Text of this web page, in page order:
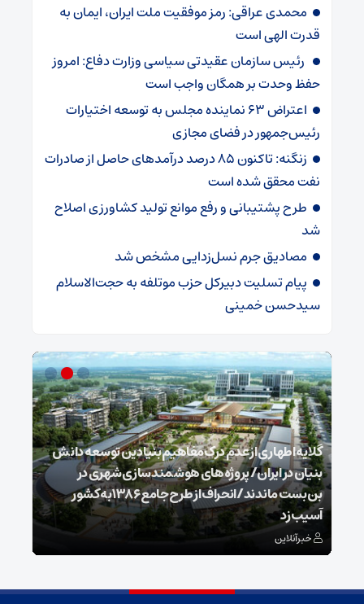
محمدی عراقی: رمز موفقیت ملت ایران، ایمان به
قدرت الهی است
رئیس سازمان عقیدتی سیاسی وزارت دفاع: امروز
حفظ وحدت بر همگان واجب است
اعتراض ۶۳ نماینده مجلس به توسعه اختیارات
رئیس‌جمهور در فضای مجازی
زنگنه: تاکنون ۸۵ درصد درآمدهای حاصل از صادرات
نفت محقق شده است
طرح پشتیبانی و رفع موانع تولید کشاورزی اصلاح
شد
مصادیق جرم نسل‌زدایی مشخص شد
پیام تسلیت دبیرکل حزب موتلفه به حجت‌الاسلام
سیدحسن خمینی
گلایه اطهاری از عدم درک مفاهیم بنیادین توسعه دانش
بنیان در ایران/ پروژه‌های هوشمندسازی شهری در
بن‌بست ماندند/انحراف از طرح جامع ۱۳۸۶ به کشور
آسیب زد
خبرآنلاین